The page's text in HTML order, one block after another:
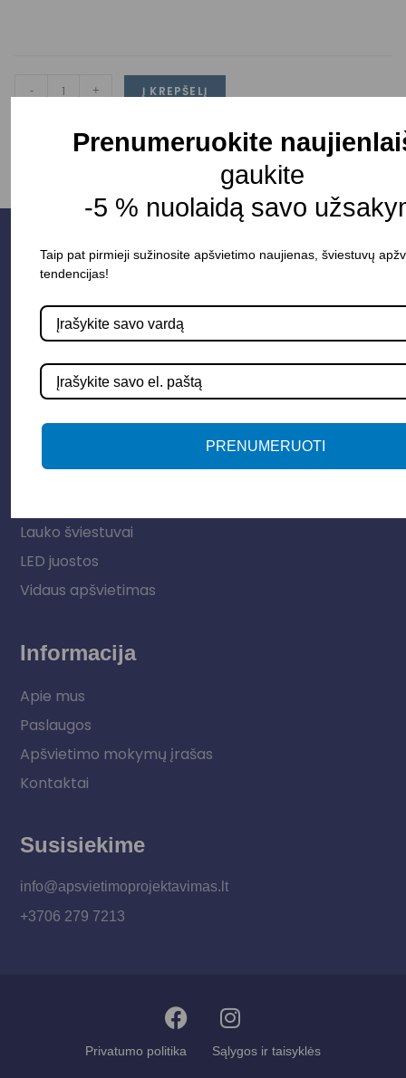
- + Į KREPŠELĮ
Parduotuvė
Apšvietimo sistemos
Lauko šviestuvai
LED juostos
Vidaus apšvietimas
Informacija
Apie mus
Paslaugos
Apšvietimo mokymų įrašas
Kontaktai
Susisiekime
info@apsvietimoprojektavimas.lt
+3706 279 7213
Privatumo politika Sąlygos ir taisyklės
Prenumeruokite
gaukite
-5 % nuolaidą savo
Taip pat pirmieji sužinosite apšvietimo naujienas, šviestuvų
tendencijas!
PRENUMERUOTI